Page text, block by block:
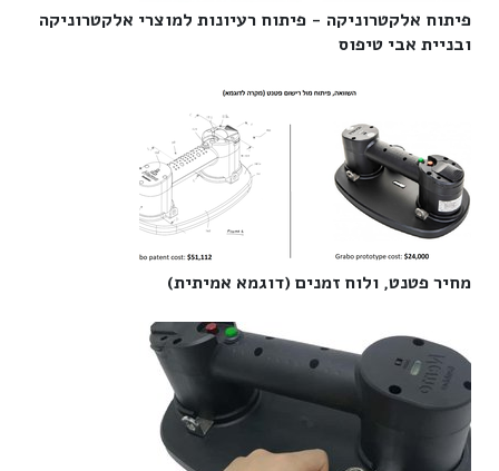
פיתוח אלקטרוניקה - פיתוח רעיונות למוצרי אלקטרוניקה
ובניית אבי טיפוס‎
מחיר פטנט, ולוח זמנים (דוגמא אמיתית)‎